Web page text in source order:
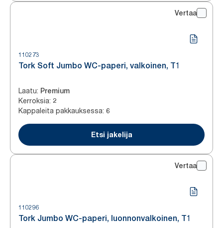
Vertaa
110273
Tork Soft Jumbo WC-paperi, valkoinen, T1
Laatu: Premium
Kerroksia: 2
Kappaleita pakkauksessa: 6
Etsi jakelija
Vertaa
110296
Tork Jumbo WC-paperi, luonnonvalkoinen, T1